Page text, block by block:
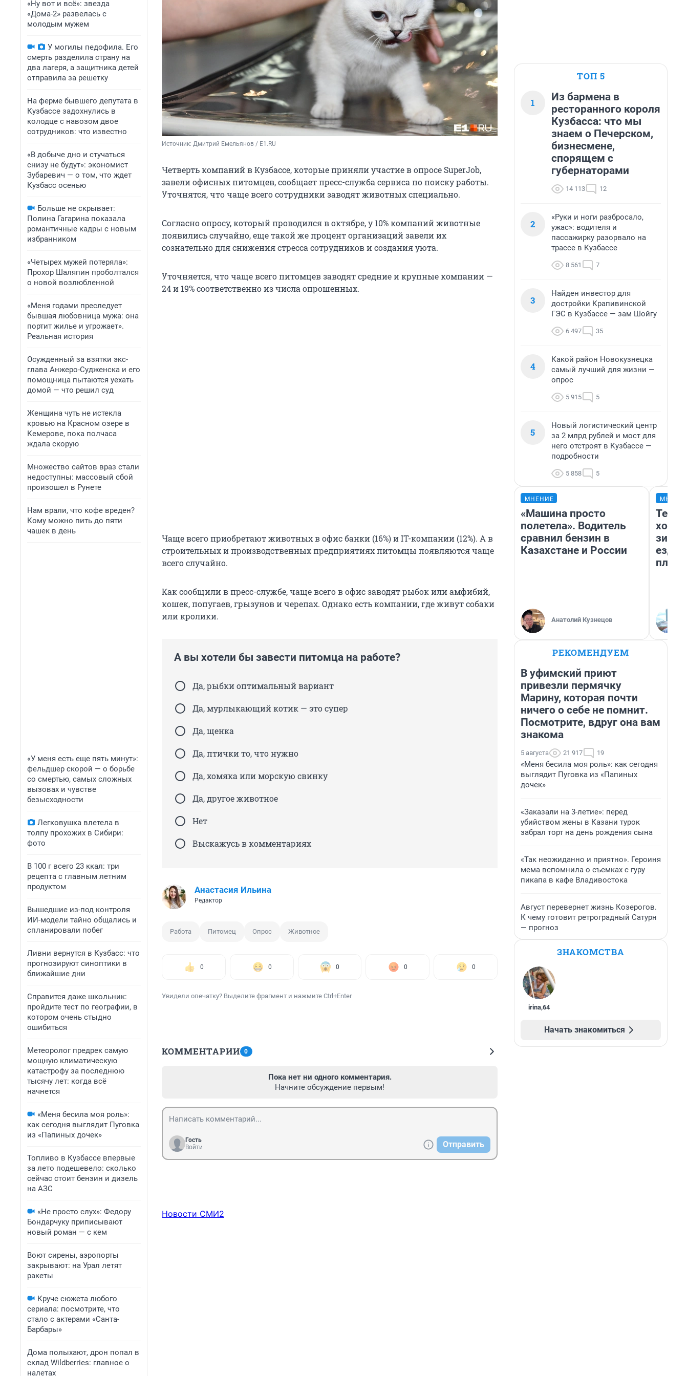
«Ну вот и всё»: звезда
«Дома-2» развелась с
молодым мужем
У могилы педофила. Его
смерть разделила страну на
два лагеря, а защитника детей
отправила за решетку
На ферме бывшего депутата в
Кузбассе задохнулись в
колодце с навозом двое
сотрудников: что известно
«В добыче дно и стучаться
снизу не будут»: экономист
Зубаревич — о том, что ждет
Кузбасс осенью
Больше не скрывает:
Полина Гагарина показала
романтичные кадры с новым
избранником
«Четырех мужей потеряла»:
Прохор Шаляпин проболтался
о новой возлюбленной
«Меня годами преследует
бывшая любовница мужа: она
портит жилье и угрожает».
Реальная история
Осужденный за взятки экс-
глава Анжеро-Судженска и его
помощница пытаются уехать
домой — что решил суд
Женщина чуть не истекла
кровью на Красном озере в
Кемерове, пока полчаса
ждала скорую
Множество сайтов враз стали
недоступны: массовый сбой
произошел в Рунете
Нам врали, что кофе вреден?
Кому можно пить до пяти
чашек в день
«У меня есть еще пять минут»:
фельдшер скорой — о борьбе
со смертью, самых сложных
вызовах и чувстве
безысходности
Легковушка влетела в
толпу прохожих в Сибири:
фото
В 100 г всего 23 ккал: три
рецепта с главным летним
продуктом
Вышедшие из-под контроля
ИИ-модели тайно общались и
спланировали побег
Ливни вернутся в Кузбасс: что
прогнозируют синоптики в
ближайшие дни
Справится даже школьник:
пройдите тест по географии, в
котором очень стыдно
ошибиться
Метеоролог предрек самую
мощную климатическую
катастрофу за последнюю
тысячу лет: когда всё
начнется
«Меня бесила моя роль»:
как сегодня выглядит Пуговка
из «Папиных дочек»
Топливо в Кузбассе впервые
за лето подешевело: сколько
сейчас стоит бензин и дизель
на АЗС
«Не просто слух»: Федору
Бондарчуку приписывают
новый роман — с кем
Воют сирены, аэропорты
закрывают: на Урал летят
ракеты
Круче сюжета любого
сериала: посмотрите, что
стало с актерами «Санта-
Барбары»
Дома полыхают, дрон попал в
склад Wildberries: главное о
налетах
Источник: Дмитрий Емельянов / E1.RU
Четверть компаний в Кузбассе, которые приняли участие в опросе SuperJob,
завели офисных питомцев, сообщает пресс-служба сервиса по поиску работы.
Уточнятся, что чаще всего сотрудники заводят животных специально.
Согласно опросу, который проводился в октябре, у 10% компаний животные
появились случайно, еще такой же процент организаций завели их
сознательно для снижения стресса сотрудников и создания уюта.
Уточняется, что чаще всего питомцев заводят средние и крупные компании —
24 и 19% соответственно из числа опрошенных.
Чаще всего приобретают животных в офис банки (16%) и IT-компании (12%). А в
строительных и производственных предприятиях питомцы появляются чаще
всего случайно.
Как сообщили в пресс-службе, чаще всего в офис заводят рыбок или амфибий,
кошек, попугаев, грызунов и черепах. Однако есть компании, где живут собаки
или кролики.
А вы хотели бы завести питомца на работе?
Да, рыбки оптимальный вариант
Да, мурлыкающий котик — это супер
Да, щенка
Да, птички то, что нужно
Да, хомяка или морскую свинку
Да, другое животное
Нет
Выскажусь в комментариях
Анастасия Ильина
Редактор
Работа Питомец Опрос Животное
0 0 0 0 0
Увидели опечатку? Выделите фрагмент и нажмите Ctrl+Enter
КОММЕНТАРИИ 0
Пока нет ни одного комментария.
Начните обсуждение первым!
Гость
Войти
Отправить
Новости СМИ2
ТОП 5
1
Из бармена в
ресторанного короля
Кузбасса: что мы
знаем о Печерском,
бизнесмене,
спорящем с
губернаторами
14 113 12
2
«Руки и ноги разбросало,
ужас»: водителя и
пассажирку разорвало на
трассе в Кузбассе
8 561 7
3
Найден инвестор для
достройки Крапивинской
ГЭС в Кузбассе — зам Шойгу
6 497 35
4
Какой район Новокузнецка
самый лучший для жизни —
опрос
5 915 5
5
Новый логистический центр
за 2 млрд рублей и мост для
него отстроят в Кузбассе —
подробности
5 858 5
МНЕНИЕ
«Машина просто
полетела». Водитель
сравнил бензин в
Казахстане и России
Анатолий Кузнецов
ездит
РЕКОМЕНДУЕМ
В уфимский приют
привезли пермячку
Марину, которая почти
ничего о себе не помнит.
Посмотрите, вдруг она вам
знакома
5 августа 21 917 19
«Меня бесила моя роль»: как сегодня
выглядит Пуговка из «Папиных
дочек»
«Заказали на 3-летие»: перед
убийством жены в Казани турок
забрал торт на день рождения сына
«Так неожиданно и приятно». Героиня
мема вспомнила о съемках с гуру
пикапа в кафе Владивостока
Август перевернет жизнь Козерогов.
К чему готовит ретроградный Сатурн
— прогноз
ЗНАКОМСТВА
irina,64
Начать знакомиться